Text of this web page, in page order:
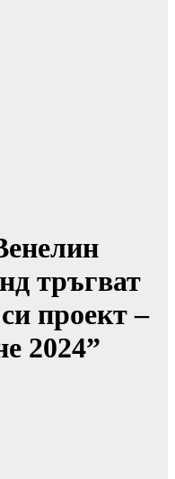
тръгват
проект –
2024”